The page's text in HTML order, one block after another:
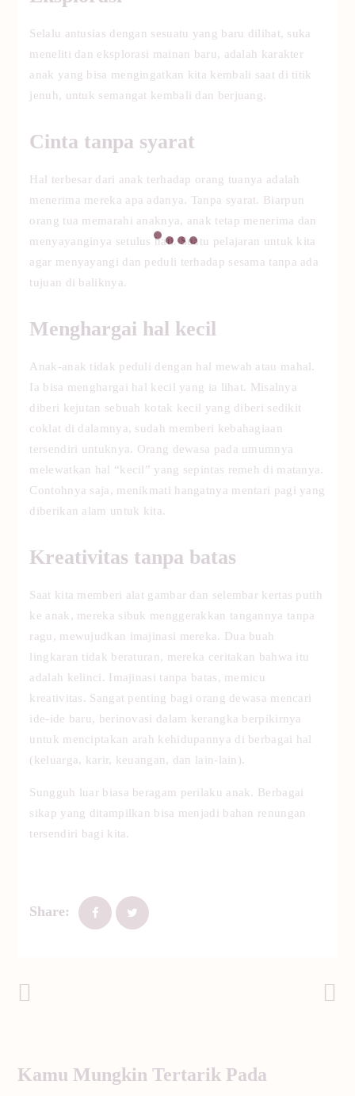
Selalu antusias dengan sesuatu yang baru dilihat, suka
meneliti dan eksplorasi mainan baru, adalah karakter
anak yang bisa mengingatkan kita kembali saat di titik
jenuh, untuk semangat kembali dan berjuang.
Cinta tanpa syarat
Hal terbesar dari anak terhadap orang tuanya adalah
menerima mereka apa adanya. Tanpa syarat. Biarpun
orang tua memarahi anaknya, anak tetap menerima dan
menyayanginya setulus hati. Suatu pelajaran untuk kita
agar menyayangi dan peduli terhadap sesama tanpa ada
tujuan di baliknya.
Menghargai hal kecil
Anak-anak tidak peduli dengan hal mewah atau mahal.
Ia bisa menghargai hal kecil yang ia lihat. Misalnya
diberi kejutan sebuah kotak kecil yang diberi sedikit
coklat di dalamnya, sudah memberi kebahagiaan
tersendiri untuknya. Orang dewasa pada umumnya
melewatkan hal “kecil” yang sepintas remeh di matanya.
Contohnya saja, menikmati hangatnya mentari pagi yang
diberikan alam untuk kita.
Kreativitas tanpa batas
Saat kita memberi alat gambar dan selembar kertas putih
ke anak, mereka sibuk menggerakkan tangannya tanpa
ragu, mewujudkan imajinasi mereka. Dua buah
lingkaran tidak beraturan, mereka ceritakan bahwa itu
adalah kelinci. Imajinasi tanpa batas, memicu
kreativitas. Sangat penting bagi orang dewasa mencari
ide-ide baru, berinovasi dalam kerangka berpikirnya
untuk menciptakan arah kehidupannya di berbagai hal
(keluarga, karir, keuangan, dan lain-lain).
Sungguh luar biasa beragam perilaku anak. Berbagai
sikap yang ditampilkan bisa menjadi bahan renungan
tersendiri bagi kita.
Share:
Navigasi
Kamu Mungkin Tertarik Pada